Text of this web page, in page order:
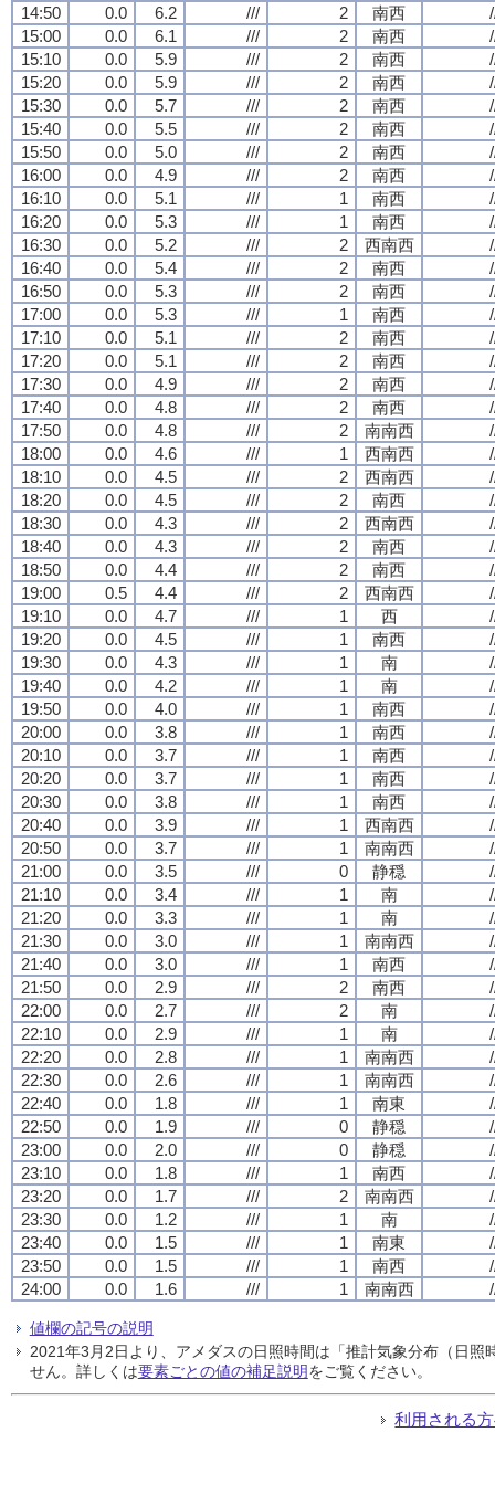
14:50 0.0 6.2 /// 2 南西
15:00
0.0 6.1 /// 2 南西
15:10
0.0 5.9 /// 2 南西
15:20
0.0 5.9 /// 2 南西
15:30
0.0 5.7 /// 2 南西
15:40
0.0 5.5 /// 2 南西
15:50
0.0 5.0 /// 2 南西
16:00
0.0 4.9 /// 2 南西
16:10
0.0 5.1 /// 1 南西
16:20
0.0 5.3 /// 1 南西
16:30
0.0 5.2 /// 2 西南西
16:40
0.0 5.4 /// 2 南西
16:50
0.0 5.3 /// 2 南西
17:00
0.0 5.3 /// 1 南西
17:10
0.0 5.1 /// 2 南西
17:20
0.0 5.1 /// 2 南西
17:30
0.0 4.9 /// 2 南西
17:40
0.0 4.8 /// 2 南西
17:50
0.0 4.8 /// 2 南南西
18:00
0.0 4.6 /// 1 西南西
18:10
0.0 4.5 /// 2 西南西
18:20
0.0 4.5 /// 2 南西
18:30
0.0 4.3 /// 2 西南西
18:40
0.0 4.3 /// 2 南西
18:50
0.0 4.4 /// 2 南西
19:00
0.5 4.4 /// 2 西南西
19:10
0.0 4.7 /// 1 西
19:20
0.0 4.5 /// 1 南西
19:30
0.0 4.3 /// 1 南
19:40
0.0 4.2 /// 1 南
19:50
0.0 4.0 /// 1 南西
20:00
0.0 3.8 /// 1 南西
20:10
0.0 3.7 /// 1 南西
20:20
0.0 3.7 /// 1 南西
20:30
0.0 3.8 /// 1 南西
20:40
0.0 3.9 /// 1 西南西
20:50
0.0 3.7 /// 1 南南西
21:00
0.0 3.5 /// 0 静穏
21:10
0.0 3.4 /// 1 南
21:20
0.0 3.3 /// 1 南
21:30
0.0 3.0 /// 1 南南西
21:40
0.0 3.0 /// 1 南西
21:50
0.0 2.9 /// 2 南西
22:00
0.0 2.7 /// 2 南
22:10
0.0 2.9 /// 1 南
22:20
0.0 2.8 /// 1 南南西
22:30
0.0 2.6 /// 1 南南西
22:40
0.0 1.8 /// 1 南東
22:50
0.0 1.9 /// 0 静穏
23:00
0.0 2.0 /// 0 静穏
23:10
0.0 1.8 /// 1 南西
23:20
0.0 1.7 /// 2 南南西
23:30
0.0 1.2 /// 1 南
23:40
0.0 1.5 /// 1 南東
23:50
0.0 1.5 /// 1 南西
24:00
0.0 1.6 /// 1 南南西
値欄の記号の説明
2021年3月2日より、アメダスの日照時間は「推計気象分布（日
せん。詳しくは要素ごとの値の補足説明をご覧ください。
利用される